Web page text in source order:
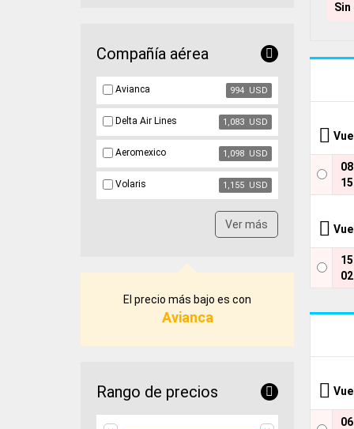
Compañía aérea
Avianca 994 USD
Delta Air Lines 1,083 USD
Aeromexico 1,098 USD
Volaris 1,155 USD
Ver más
El precio más bajo es con
Avianca
Rango de precios
Sin